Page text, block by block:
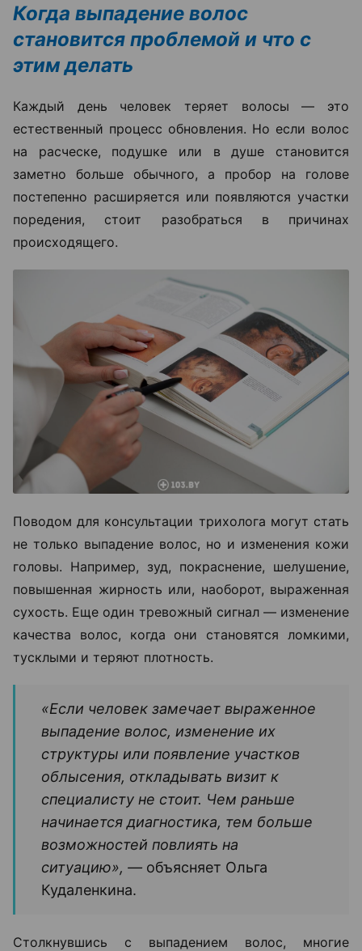
Когда выпадение волос
становится проблемой и что с
этим делать
Каждый день человек теряет волосы — это
естественный процесс обновления. Но если волос
на расческе, подушке или в душе становится
заметно больше обычного, а пробор на голове
постепенно расширяется или появляются участки
поредения, стоит разобраться в причинах
происходящего.
Поводом для консультации трихолога могут стать
не только выпадение волос, но и изменения кожи
головы. Например, зуд, покраснение, шелушение,
повышенная жирность или, наоборот, выраженная
сухость. Еще один тревожный сигнал — изменение
качества волос, когда они становятся ломкими,
тусклыми и теряют плотность.
«Если человек замечает выраженное
выпадение волос, изменение их
структуры или появление участков
облысения, откладывать визит к
специалисту не стоит. Чем раньше
начинается диагностика, тем больше
возможностей повлиять на
ситуацию», — объясняет Ольга
Кудаленкина.
Столкнувшись с выпадением волос, многие